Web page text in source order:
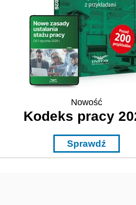
Nowość
Kodeks pracy
Sprawdź